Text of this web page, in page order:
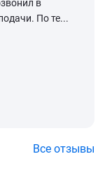
в
По те...
Все отзывы